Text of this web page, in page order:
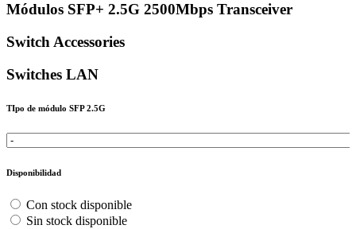
Módulos SFP+ 2.5G 2500Mbps Transceiver
Switch Accessories
Switches LAN
TIpo de módulo SFP 2.5G
Disponibilidad
Con stock disponible
Sin stock disponible